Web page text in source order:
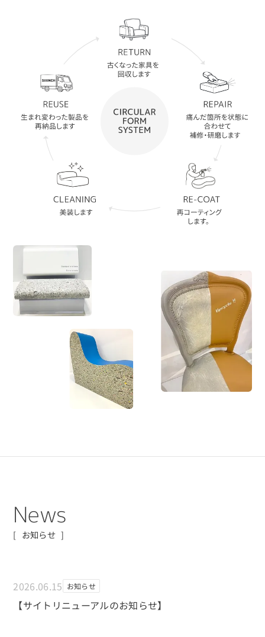
News
お知らせ
2026.06.15 お知らせ
【サイトリニューアルのお知らせ】